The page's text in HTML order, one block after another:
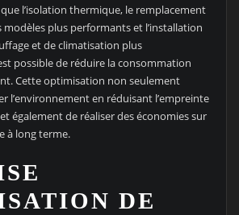
l’isolation thermique, le remplacement
modèles plus performants et l’installation
et de climatisation plus
possible de réduire la consommation
Cette optimisation non seulement
l’environnement en réduisant l’empreinte
également de réaliser des économies sur
à long terme.
DE